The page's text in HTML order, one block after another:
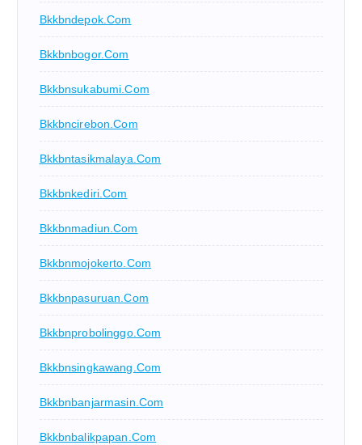
Bkkbndepok.com
Bkkbnbogor.com
Bkkbnsukabumi.com
Bkkbncirebon.com
Bkkbntasikmalaya.com
Bkkbnkediri.com
Bkkbnmadiun.com
Bkkbnmojokerto.com
Bkkbnpasuruan.com
Bkkbnprobolinggo.com
Bkkbnsingkawang.com
Bkkbnbanjarmasin.com
Bkkbnbalikpapan.com